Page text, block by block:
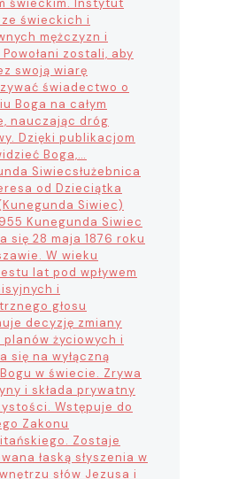
ze świeckich i
mężczyzn i
zostali, aby
swoją wiarę
świadectwo o
Boga na całym
nauczając dróg
Dzięki publikacjom
Boga,…
Siwiecsłużebnica
od Dzieciątka
Siwiec)
Kunegunda Siwiec
się 28 maja 1876 roku
W wieku
lat pod wpływem
i
głosu
decyzję zmiany
życiowych i
się na wyłączną
Bogu w świecie. Zrywa
i składa prywatny
Wstępuje do
Zakonu
Zostaje
łaską słyszenia w
słów Jezusa i